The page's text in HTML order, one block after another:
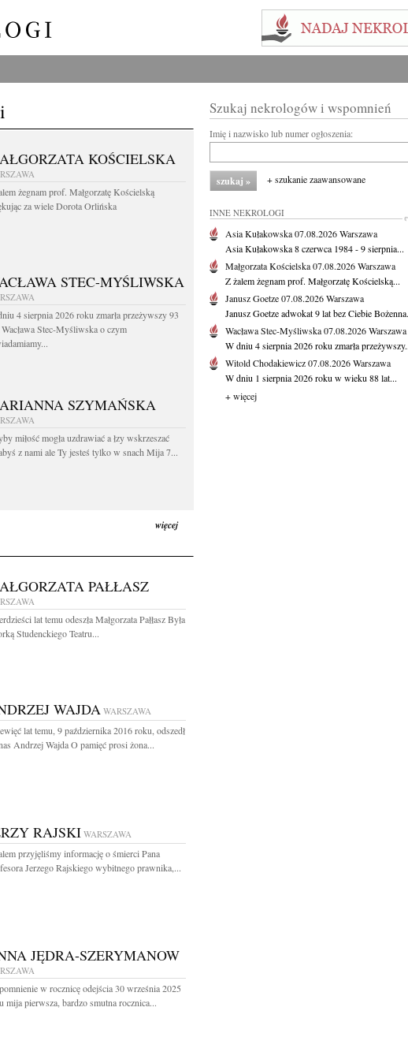
KOŚCIELSKA
żegnam prof. Małgorzatę Kościelską
za wiele Dorota Orlińska
STEC-MYŚLIWSKA
4 sierpnia 2026 roku zmarła przeżywszy 93
Wacława Stec-Myśliwska o czym
SZYMAŃSKA
miłość mogła uzdrawiać a łzy wskrzeszać
z nami ale Ty jesteś tylko w snach Mija 7...
więcej
PAŁŁASZ
lat temu odeszła Małgorzata Pałłasz Była
Studenckiego Teatru...
WAJDA WARSZAWA
lat temu, 9 października 2016 roku, odszedł
Andrzej Wajda O pamięć prosi żona...
RAJSKIWARSZAWA
przyjęliśmy informację o śmierci Pana
Jerzego Rajskiego wybitnego prawnika,...
JĘDRA-SZERYMANOW
w rocznicę odejścia 30 września 2025
mija pierwsza, bardzo smutna rocznica...
Szukaj nekrologów i wspomnień
Imię i nazwisko lub numer ogłoszenia:
+ szukanie zaawansowane
INNE NEKROLOGI
Asia Kułakowska07.08.2026Warszawa
Asia Kułakowska 8 czerwca 1984 - 9 sierpnia...
Małgorzata Kościelska07.08.2026Warszawa
Z żalem żegnam prof. Małgorzatę Kościelską...
Janusz Goetze07.08.2026Warszawa
Janusz Goetze adwokat 9 lat bez Ciebie
Wacława Stec-Myśliwska07.08.2026Warszawa
W dniu 4 sierpnia 2026 roku zmarła
Witold Chodakiewicz07.08.2026Warszawa
W dniu 1 sierpnia 2026 roku w wieku 88 lat...
+ więcej